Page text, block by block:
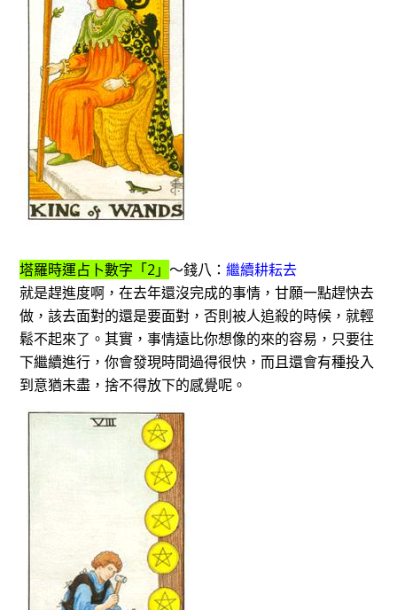
塔羅時運占卜數字「2」 ～錢八： 繼續耕耘去
就是趕進度啊，在去年還沒完成的事情，甘願一點趕快去
做，該去面對的還是要面對，否則被人追殺的時候，就輕
鬆不起來了。其實，事情遠比你想像的來的容易，只要往
下繼續進行，你會發現時間過得很快，而且還會有種投入
到意猶未盡，捨不得放下的感覺呢。